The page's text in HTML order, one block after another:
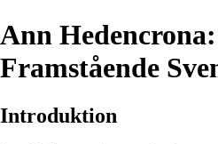
Ann
Framstående
Introduktion